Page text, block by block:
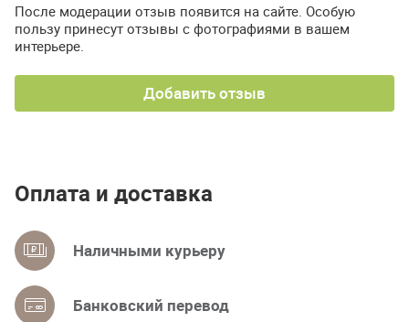
После модерации отзыв появится на сайте. Особую
пользу принесут отзывы с фотографиями в вашем
интерьере.
Добавить отзыв
Оплата и доставка
Наличными курьеру
Банковский перевод